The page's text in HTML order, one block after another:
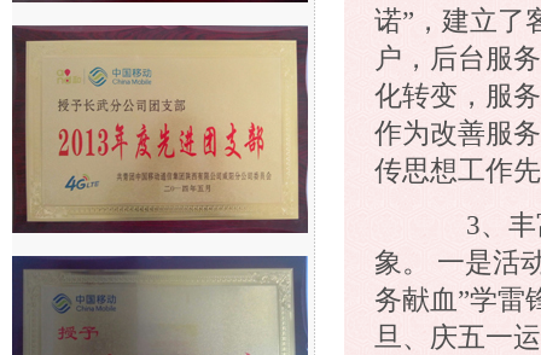
诺”，建立了
户，后台服
化转变，服
作为改善服
传思想工作
3、丰富
象。 一是活
务献血”学雷
旦、庆五一